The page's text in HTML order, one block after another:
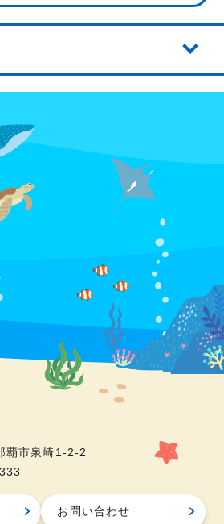
市泉崎1-2-2
お問い合わせ